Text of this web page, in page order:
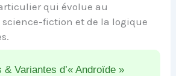
qui évolue au
fiction et de la logique
& Variantes d’« Androïde »